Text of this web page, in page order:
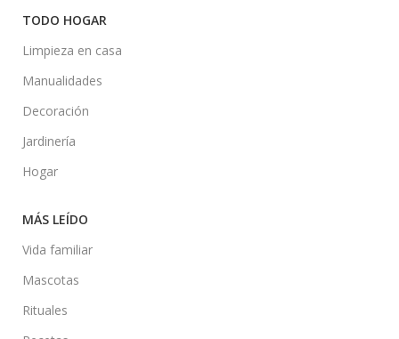
TODO HOGAR
Limpieza en casa
Manualidades
Decoración
Jardinería
Hogar
MÁS LEÍDO
Vida familiar
Mascotas
Rituales